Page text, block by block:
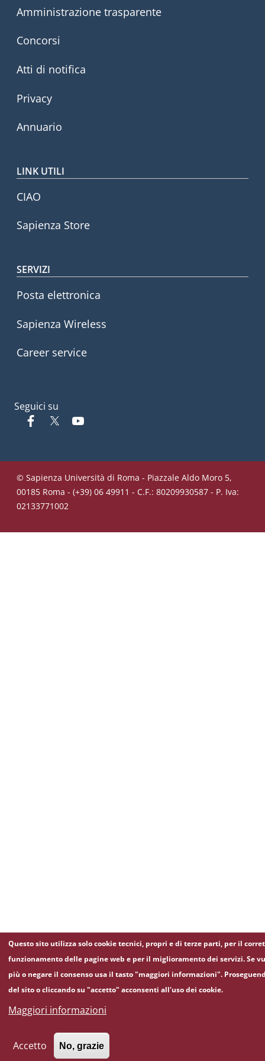
Amministrazione trasparente
Concorsi
Atti di notifica
Privacy
Annuario
LINK UTILI
CIAO
Sapienza Store
SERVIZI
Posta elettronica
Sapienza Wireless
Career service
Seguici su
Facebook
Twitter
© Sapienza Università di Roma - Piazzale Aldo Moro 5,
00185 Roma - (+39) 06 49911 - C.F.: 80209930587 - P. Iva:
02133771002
Questo sito utilizza solo cookie tecnici, propri e di terze parti, per il
funzionamento delle pagine web e per il miglioramento dei servizi. Se
più o negare il consenso usa il tasto "maggiori informazioni".
del sito o cliccando su "accetto" acconsenti all'uso dei cookie.
Maggiori informazioni
Accetto No, grazie